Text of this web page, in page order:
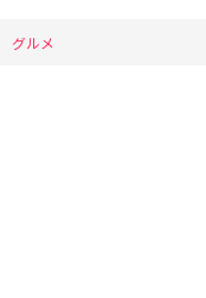
グルメ